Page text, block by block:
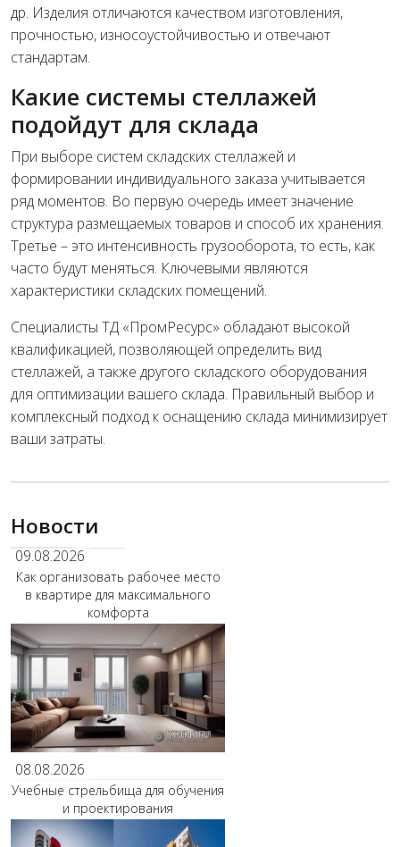
др. Изделия отличаются качеством изготовления,
прочностью, износоустойчивостью и отвечают
стандартам.
Какие системы стеллажей
подойдут для склада
При выборе систем складских стеллажей и
формировании индивидуального заказа учитывается
ряд моментов. Во первую очередь имеет значение
структура размещаемых товаров и способ их хранения.
Третье – это интенсивность грузооборота, то есть, как
часто будут меняться. Ключевыми являются
характеристики складских помещений.
Специалисты ТД «ПромРесурс» обладают высокой
квалификацией, позволяющей определить вид
стеллажей, а также другого складского оборудования
для оптимизации вашего склада. Правильный выбор и
комплексный подход к оснащению склада минимизирует
ваши затраты.
Новости
09.08.2026
Как организовать рабочее место
в квартире для максимального
комфорта
08.08.2026
Учебные стрельбища для обучения
и проектирования